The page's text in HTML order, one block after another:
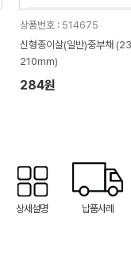
상품번호 : 514675
신형종이살(일반)중부채
210mm)
284원
상세설명 납품사례